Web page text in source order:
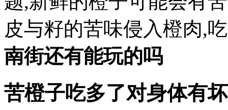
皮与籽的苦味侵入橙肉,
南街还有能玩的吗
苦橙子吃多了对身体有